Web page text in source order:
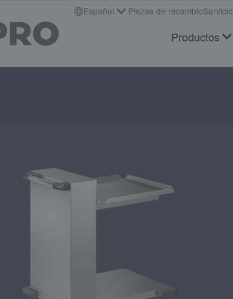
Productos
Español Piezas de recambioServicio